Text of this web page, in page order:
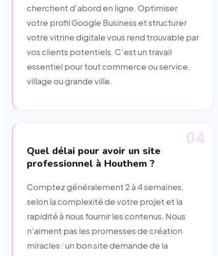
cherchent d'abord en ligne. Optimiser
votre profil Google Business et structurer
votre vitrine digitale vous rend trouvable par
vos clients potentiels. C'est un travail
essentiel pour tout commerce ou service,
village ou grande ville.
04
Quel délai pour avoir un site
professionnel à Houthem ?
Comptez généralement 2 à 4 semaines,
selon la complexité de votre projet et la
rapidité à nous fournir les contenus. Nous
n'aiment pas les promesses de création
miracles : un bon site demande de la